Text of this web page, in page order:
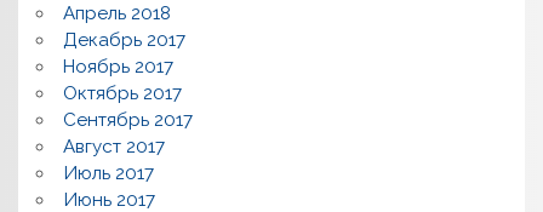
Апрель 2018
Декабрь 2017
Ноябрь 2017
Октябрь 2017
Сентябрь 2017
Август 2017
Июль 2017
Июнь 2017